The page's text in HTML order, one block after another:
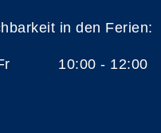
in den Ferien:
Fr 10:00 - 12:00